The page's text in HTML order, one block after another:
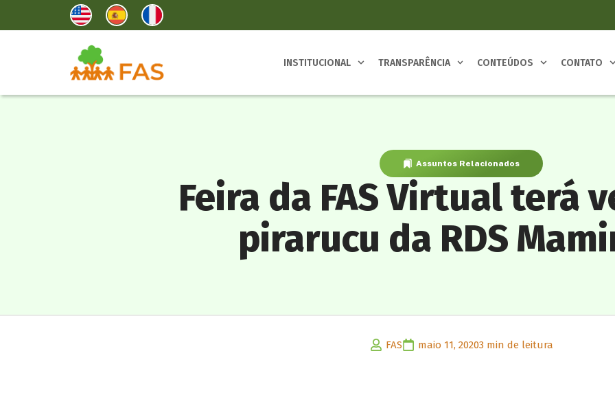
INSTITUCIONAL TRANSPARÊNCIA CONTEÚDOS CONTATO
Assuntos Relacionados
Feira da FAS Virtual terá
pirarucu da RDS
FAS maio 11, 20203 min de leitura